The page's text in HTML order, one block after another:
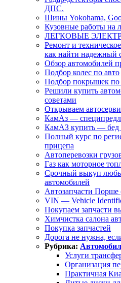
ДПС.
Шины Yokohama,
Кузовные работы на
ЛЕГКОВЫЕ
Ремонт и
как найти надежный
Обзор автомобилей
Подбор колес по авто
Подбор покрышек по
Решили купить
советами
Открываем
КамАз —
КамАЗ купить — бед
Полный курс по
прицепа
Автоперевозки
Газ как моторное
Срочный выкуп
автомобилей
Автозапчасти Порше
VIN — Vehicle
Покупаем запчасти
Химчистка салона
Покупка запчастей
Дорога не нужна,
Рубрика:
Услуги
Организация
Практичная